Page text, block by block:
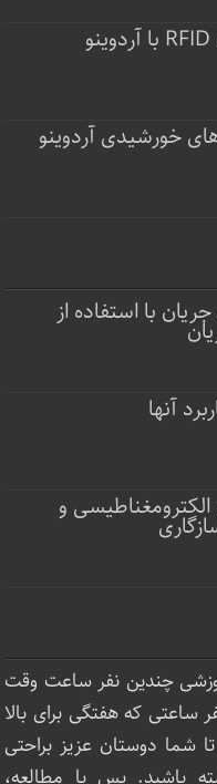
خورشیدی آردوینو
با استفاده از
آنها
الکترومغناطیسی و
چندین نفر ساعت‌ وقت
ساعتی که هفتگی برای بالا
دوستان عزیز براحتی
باشید. پس با مطالعه،